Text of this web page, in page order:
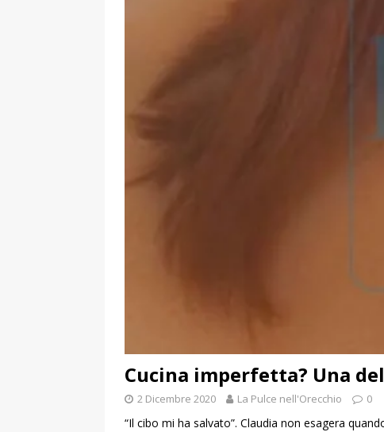
Cucina imperfetta? Una
2 Dicembre 2020 La Pulce nell'Orecchio 0
“Il cibo mi ha salvato”. Claudia non esagera